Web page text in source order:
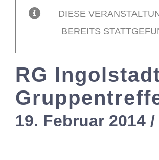
DIESE
BEREITS
RG
19. Februar 2014